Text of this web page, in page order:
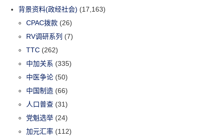
背景资料(政经社会) (17,163)
CPAC拨款 (26)
RV调研系列 (7)
TTC (262)
中加关系 (335)
中医争论 (50)
中国制造 (66)
人口普查 (31)
党魁选举 (24)
加元汇率 (112)